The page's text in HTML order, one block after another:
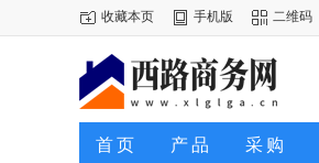
收藏本页 手机版 二维码
首页 产品 采购